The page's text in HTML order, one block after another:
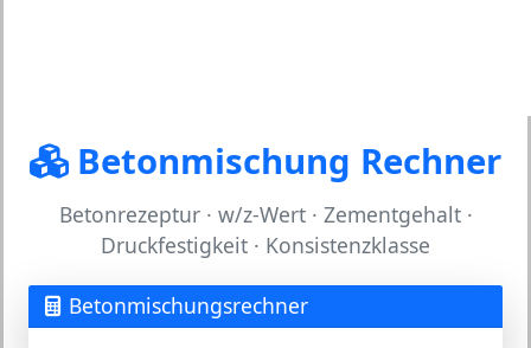
Betonmischung Rechner
Betonrezeptur · w/z-Wert · Zementgehalt ·
Druckfestigkeit · Konsistenzklasse
Betonmischungsrechner